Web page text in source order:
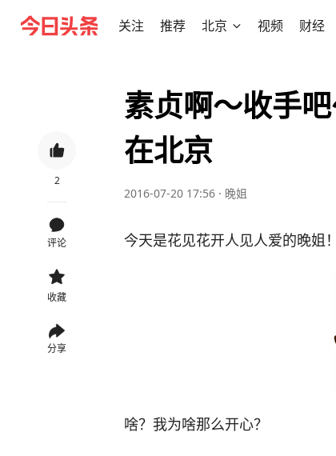
关注 推荐 北京 视频 财经
2
评论
收藏
分享
素贞啊～收手
在北京
2016-07-20 17:56 · 晚姐
今天是花见花开人见人爱的晚姐
啥？我为啥那么开心？